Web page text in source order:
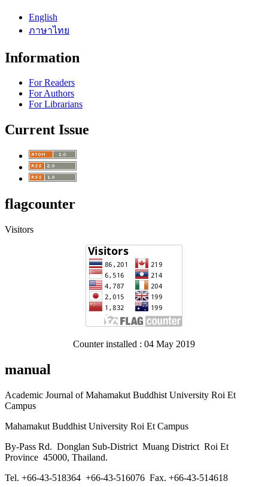
English
ภาษาไทย
Information
For Readers
For Authors
For Librarians
Current Issue
flagcounter
Visitors
Counter installed : 04 May 2019
manual
Academic Journal of Mahamakut Buddhist University Roi Et
Campus
Mahamakut Buddhist University Roi Et Campus
By-Pass Rd. Donglan Sub-District Muang District Roi Et
Province 45000, Thailand.
Tel. +66-43-518364 +66-43-516076 Fax. +66-43-514618